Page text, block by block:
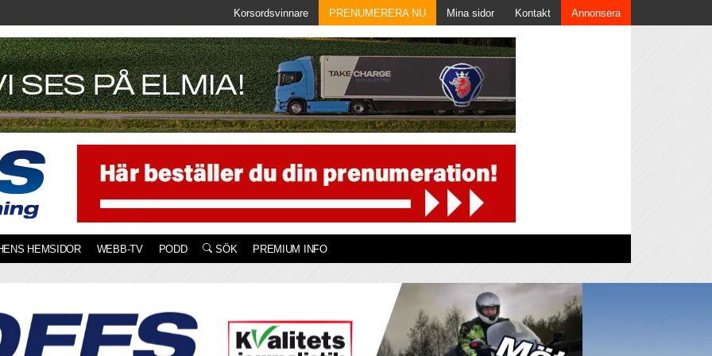
Korsordsvinnare PRENUMERERA NU Mina sidor Kontakt Annonsera
HEMSIDOR WEBB-TV PODD SÖK PREMIUM INFO